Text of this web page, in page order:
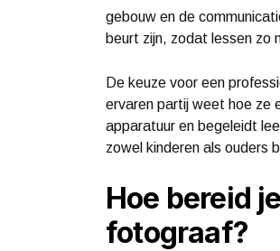
gebouw en de
beurt zijn, zodat lessen zo
De keuze voor een
ervaren partij weet hoe ze
apparatuur en begeleidt
zowel kinderen als ouders
Hoe bereid
fotograaf?